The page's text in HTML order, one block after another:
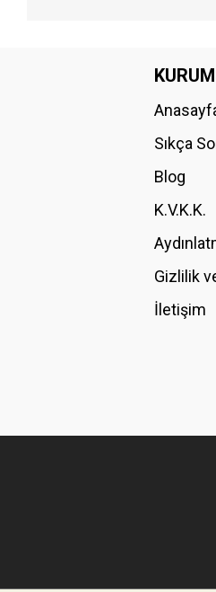
Ürün resmi kalitesiz,
Ürün fiyatı diğer sitelerden
Bu ürüne benzer farklı
Sıkça
Blog
K.V.K.K.
Gizlilik
İletişim